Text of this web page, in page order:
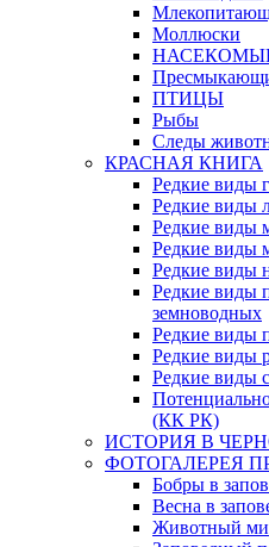
Моллюски
ПТИЦЫ
Рыбы
Следы
КРАСНАЯ КНИГА
Редкие виды
Редкие виды
Редкие виды
Редкие виды
Редкие виды
Редкие виды
земноводных
Редкие виды
Редкие виды
Редкие виды
(КК РК)
ИСТОРИЯ В
ФОТОГАЛЕРЕЯ
Бобры в
Весна в
Животный